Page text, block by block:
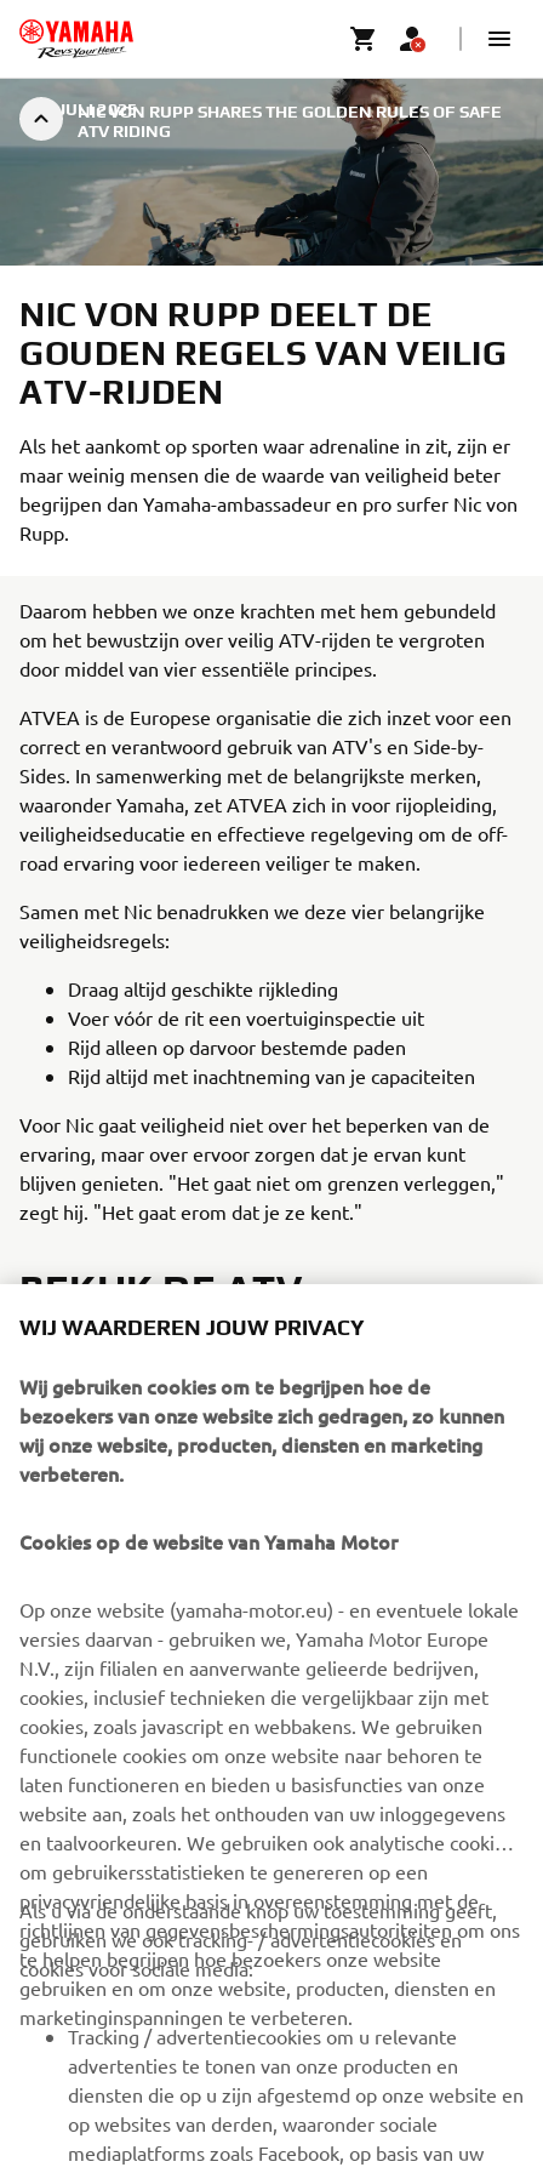
NIC VON RUPP SHARES THE GOLDEN RULES OF SAFE
ATV RIDING
1 JULI 2025
NIC VON RUPP DEELT DE
GOUDEN REGELS VAN VEILIG
ATV-RIJDEN
Als het aankomt op sporten waar adrenaline in zit, zijn er
maar weinig mensen die de waarde van veiligheid beter
begrijpen dan Yamaha-ambassadeur en pro surfer Nic von
Rupp.
Daarom hebben we onze krachten met hem gebundeld
om het bewustzijn over veilig ATV-rijden te vergroten
door middel van vier essentiële principes.
ATVEA is de Europese organisatie die zich inzet voor een
correct en verantwoord gebruik van ATV's en Side-by-
Sides. In samenwerking met de belangrijkste merken,
waaronder Yamaha, zet ATVEA zich in voor rijopleiding,
veiligheidseducatie en effectieve regelgeving om de off-
road ervaring voor iedereen veiliger te maken.
Samen met Nic benadrukken we deze vier belangrijke
veiligheidsregels:
Draag altijd geschikte rijkleding
Voer vóór de rit een voertuiginspectie uit
Rijd alleen op darvoor bestemde paden
Rijd altijd met inachtneming van je capaciteiten
Voor Nic gaat veiligheid niet over het beperken van de
ervaring, maar over ervoor zorgen dat je ervan kunt
blijven genieten. "Het gaat niet om grenzen verleggen,"
zegt hij. "Het gaat erom dat je ze kent."
BEKIJK DE ATV-
VEILIGHEIDSVIDEO VAN
NIC
Of je nu op het land of in het water bent, veilig rijden of
varen zorgt voor langer plezier.
#ATV #Yamaha #NicvonRupp #ATVEATraining
CORPORATE
VOOR BEDRIJVEN
MEER YAMAHA
ONDERSTEUNING
WIJ WAARDEREN JOUW PRIVACY
Wij gebruiken cookies om te begrijpen hoe de
bezoekers van onze website zich gedragen, zo kunnen
wij onze website, producten, diensten en marketing
verbeteren.
Cookies op de website van Yamaha Motor
Op onze website (yamaha-motor.eu) - en eventuele lokale
versies daarvan - gebruiken we, Yamaha Motor Europe
N.V., zijn filialen en aanverwante gelieerde bedrijven,
cookies, inclusief technieken die vergelijkbaar zijn met
cookies, zoals javascript en webbakens. We gebruiken
functionele cookies om onze website naar behoren te
laten functioneren en bieden u basisfuncties van onze
website aan, zoals het onthouden van uw inloggegevens
en taalvoorkeuren. We gebruiken ook analytische cookies
om gebruikersstatistieken te genereren op een
privacyvriendelijke basis in overeenstemming met de
richtlijnen van gegevensbeschermingsautoriteiten om ons
te helpen begrijpen hoe bezoekers onze website
gebruiken en om onze website, producten, diensten en
marketinginspanningen te verbeteren.
Als u via de onderstaande knop uw toestemming geeft,
gebruiken we ook tracking- / advertentiecookies en
cookies voor sociale media:
Tracking / advertentiecookies om u relevante
advertenties te tonen van onze producten en
diensten die op u zijn afgestemd op onze website en
op websites van derden, waaronder sociale
mediaplatforms zoals Facebook, op basis van uw